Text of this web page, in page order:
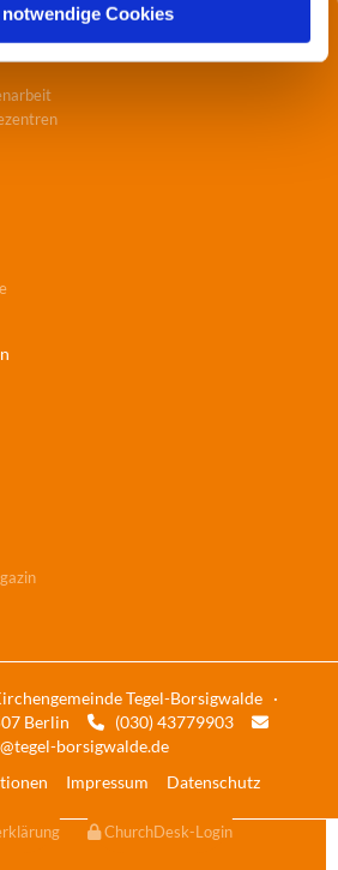
Cookies
Tegel-Borsigwalde ·
Berlin
(030) 43779903 
borsigwalde.de
Impressum Datenschutz
ChurchDesk-Login